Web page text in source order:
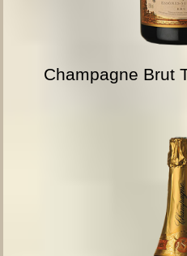
Champagne Brut